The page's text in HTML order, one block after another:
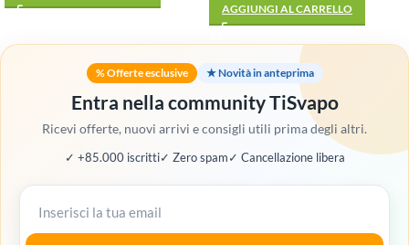
AGGIUNGI AL CARRELLO
% Offerte esclusive ★ Novità in anteprima
Entra nella community TiSvapo
Ricevi offerte, nuovi arrivi e consigli utili prima degli altri.
✓ +85.000 iscritti✓ Zero spam✓ Cancellazione libera